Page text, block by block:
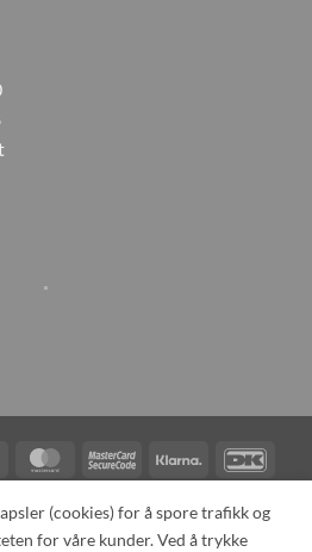
Maestro MasterCardMasterCard
2
Klarna
Card
KONTAKT OSS OM OSS
(cookies) for å spore trafikk og
for våre kunder. Ved å trykke